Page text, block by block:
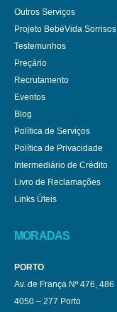
Outros Serviços
Projeto BebéVida Sorrisos
Testemunhos
Preçário
Recrutamento
Eventos
Blog
Política de Serviços
Política de Privacidade
Intermediário de Crédito
Livro de Reclamações
Links Úteis
MORADAS
PORTO
Av. de França Nº 476, 486
4050 – 277 Porto